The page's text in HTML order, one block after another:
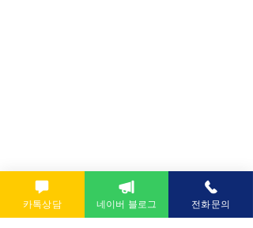
카톡상담 네이버 블로그 전화문의